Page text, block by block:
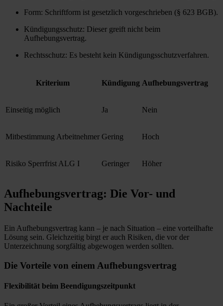
Form: Schriftform ist gesetzlich vorgeschrieben (§ 623 BGB).
Kündigungsschutz: Dieser greift nicht beim
Aufhebungsvertrag.
Rechtsschutz: Es besteht kein Kündigungsschutzverfahren.
Kriterium Kündigung Aufhebungsvertrag
Einseitig möglich Ja Nein
Mitbestimmung Arbeitnehmer Gering Hoch
Risiko Sperrfrist ALG I Geringer Höher
Aufhebungsvertrag: Die Vor- und
Nachteile
Ein Aufhebungsvertrag kann – je nach Situation – eine vorteilhafte
Lösung sein. Gleichzeitig birgt er auch Risiken, die vor der
Unterzeichnung sorgfältig abgewogen werden sollten.
Die Vorteile von einem Aufhebungsvertrag
Flexibilität beim Beendigungszeitpunkt